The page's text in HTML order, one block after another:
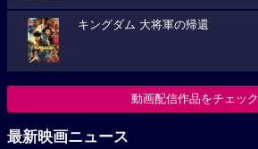
キングダム 大将軍の帰還
動画配信作品をチェック
最新映画ニュース